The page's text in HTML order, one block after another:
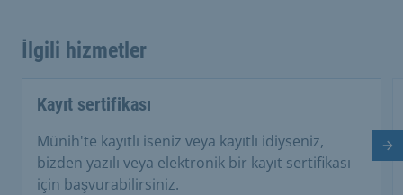
İlgili hizmetler
Kayıt sertifikası
Münih'te kayıtlı iseniz veya kayıtlı idiyseniz,
bizden yazılı veya elektronik bir kayıt sertifikası
için başvurabilirsiniz.